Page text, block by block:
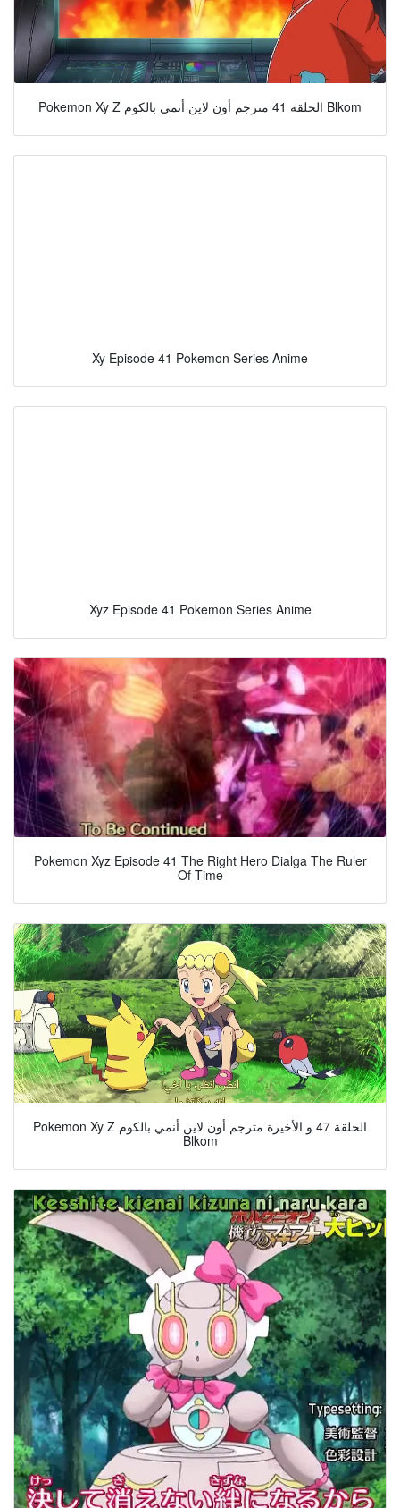
Pokemon Xy Z الحلقة 41 مترجم أون لاين أنمي بالكوم Blkom
Xy Episode 41 Pokemon Series Anime
Xyz Episode 41 Pokemon Series Anime
Pokemon Xyz Episode 41 The Right Hero Dialga The Ruler
Of Time
Pokemon Xy Z الحلقة 47 و الأخيرة مترجم أون لاين أنمي بالكوم
Blkom